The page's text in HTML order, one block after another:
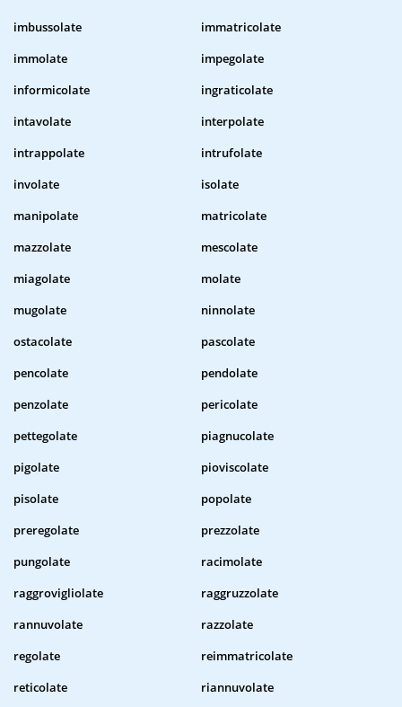
imbussolate
immatricolate
immolate
impegolate
informicolate
ingraticolate
intavolate
interpolate
intrappolate
intrufolate
involate
isolate
manipolate
matricolate
mazzolate
mescolate
miagolate
molate
mugolate
ninnolate
ostacolate
pascolate
pencolate
pendolate
penzolate
pericolate
pettegolate
piagnucolate
pigolate
pioviscolate
pisolate
popolate
preregolate
prezzolate
pungolate
racimolate
raggrovigliolate
raggruzzolate
rannuvolate
razzolate
regolate
reimmatricolate
reticolate
riannuvolate